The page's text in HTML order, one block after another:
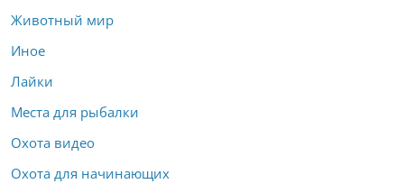
Животный мир
Иное
Лайки
Места для рыбалки
Охота видео
Охота для начинающих